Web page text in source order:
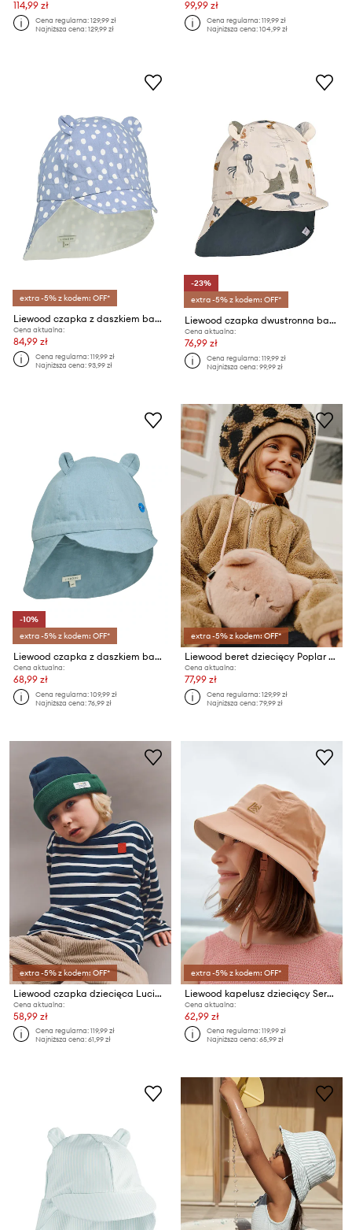
114,99 zł
Cena regularna:129,99 zł
Najniższa cena:129,99 zł
99,99 zł
Cena regularna:119,99 zł
Najniższa cena:104,99 zł
extra -5% z kodem: OFF*
Liewood czapka z daszkiem bawełniana dziecięca Gorm Reversible Sun Hat With Ears
Cena aktualna:
84,99 zł
Cena regularna:119,99 zł
Najniższa cena:93,99 zł
-23%
extra -5% z kodem: OFF*
Liewood czapka dwustronna bawełniana dziecięca
Cena aktualna:
76,99 zł
Cena regularna:119,99 zł
Najniższa cena:99,99 zł
-10%
extra -5% z kodem: OFF*
Liewood czapka z daszkiem bawełniana dziecięca Gorm Linen Sun Hat With Ears
Cena aktualna:
68,99 zł
Cena regularna:109,99 zł
Najniższa cena:76,99 zł
extra -5% z kodem: OFF*
Liewood beret dziecięcy Poplar Pile Beret Hat
Cena aktualna:
77,99 zł
Cena regularna:129,99 zł
Najniższa cena:79,99 zł
extra -5% z kodem: OFF*
Liewood czapka dziecięca Luciano Fleece Beanie
Cena aktualna:
58,99 zł
Cena regularna:119,99 zł
Najniższa cena:61,99 zł
extra -5% z kodem: OFF*
Liewood kapelusz dziecięcy Seraphina Sporty Bucket Hat
Cena aktualna:
62,99 zł
Cena regularna:119,99 zł
Najniższa cena:65,99 zł